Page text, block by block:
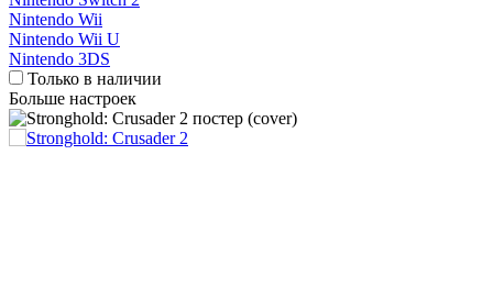
Nintendo Wii
Nintendo Wii U
Nintendo 3DS
Только в наличии
Больше настроек